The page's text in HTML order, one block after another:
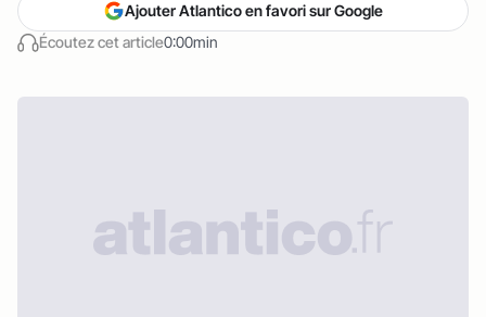
Écoutez cet article0:00min
Ajouter Atlantico en favori sur Google